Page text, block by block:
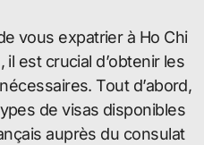
vous expatrier à Ho Chi
est crucial d’obtenir les
Tout d’abord,
de visas disponibles
auprès du consulat